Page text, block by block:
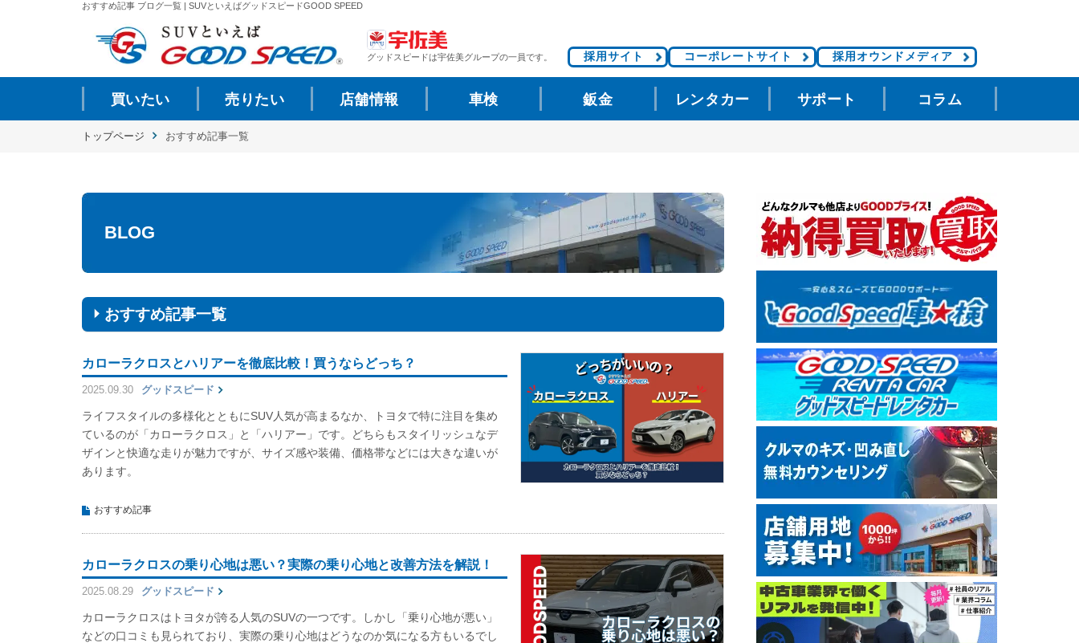
おすすめ記事 ブログ一覧 | SUVといえばグッドスピードGOOD SPEED
グッドスピードは宇佐美グループの一員です。 採用サイト コーポレートサイト 採用オウンドメディア
買いたい 売りたい 店舗情報 車検 鈑金 レンタカー サポート コラム
トップページ おすすめ記事一覧
BLOG
おすすめ記事一覧
カローラクロスとハリアーを徹底比較！買うならどっち？
2025.09.30 グッドスピード
ライフスタイルの多様化とともにSUV人気が高まるなか、トヨタで特に注目を集め
ているのが「カローラクロス」と「ハリアー」です。どちらもスタイリッシュなデ
ザインと快適な走りが魅力ですが、サイズ感や装備、価格帯などには大きな違いが
あります。
おすすめ記事
カローラクロスの乗り心地は悪い？実際の乗り心地と改善方法を解説！
2025.08.29 グッドスピード
カローラクロスはトヨタが誇る人気のSUVの一つです。しかし「乗り心地が悪い」
などの口コミも見られており、実際の乗り心地はどうなのか気になる方もいるでし